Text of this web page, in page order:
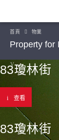
首頁 物業
Property for
83瓊林街
查看
83瓊林街